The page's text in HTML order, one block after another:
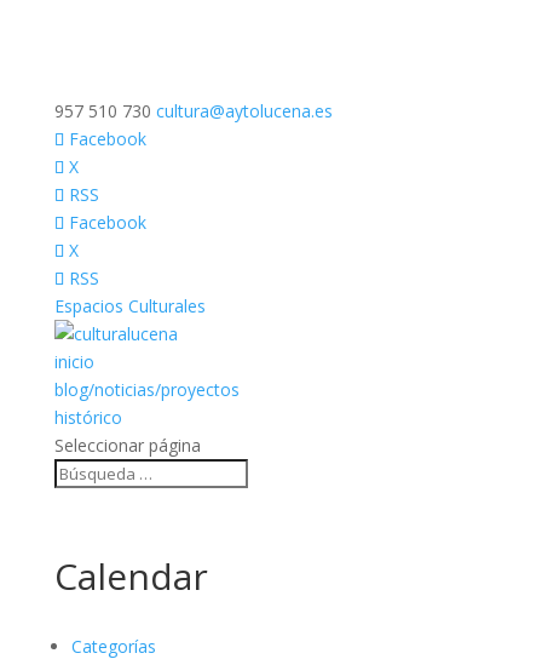
957 510 730 cultura@aytolucena.es
Facebook
X
RSS
Facebook
X
RSS
Espacios Culturales
inicio
blog/noticias/proyectos
histórico
Seleccionar página
Calendar
Categorías